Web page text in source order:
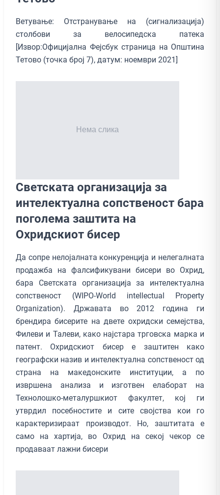
Ветување: Отстранување на (сигнализација)
столбови за велосипедска патека
[Извор:Официјална Фејсбук страница на Општина
Тетово (точка број 7), датум: ноември 2021]
Светската организација за
интелектуална сопственост бара
поголема заштита на
Oхридскиот бисер
Да сопре нелојалната конкуренција и нелегалната
продажба на фалсификувани бисери во Охрид,
бара Светската организација за интелектуална
сопственост (WIPO-World intellectual Property
Organization). Државата во 2012 година ги
брендира бисерите на двете охридски семејства,
Филеви и Талеви, како најстара трговска марка и
патент. Охридскиот бисер е заштитен како
географски назив и интелектуална сопственост од
страна на македонските институции, а по
извршена анализа и изготвен елаборат на
Технолошко-металуршкиот факултет, кој ги
утврдил посебностите и сите својства кои го
карактеризираат производот. Но, заштитата е
само на хартија, во Охрид на секој чекор се
продаваат лажни бисери